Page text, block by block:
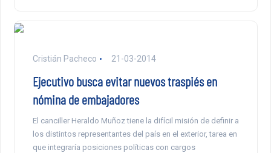
Cristián Pacheco 21-03-2014
Ejecutivo busca evitar nuevos traspiés en
nómina de embajadores
El canciller Heraldo Muñoz tiene la difícil misión de definir a
los distintos representantes del país en el exterior, tarea en
que integraría posiciones políticas con cargos